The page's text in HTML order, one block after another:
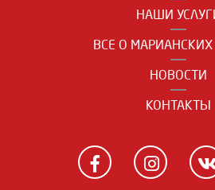
НАШИ
ВСЕ О
НОВОСТИ
КОНТАКТЫ